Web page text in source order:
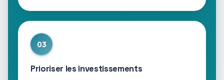
03
Prioriser les investissements